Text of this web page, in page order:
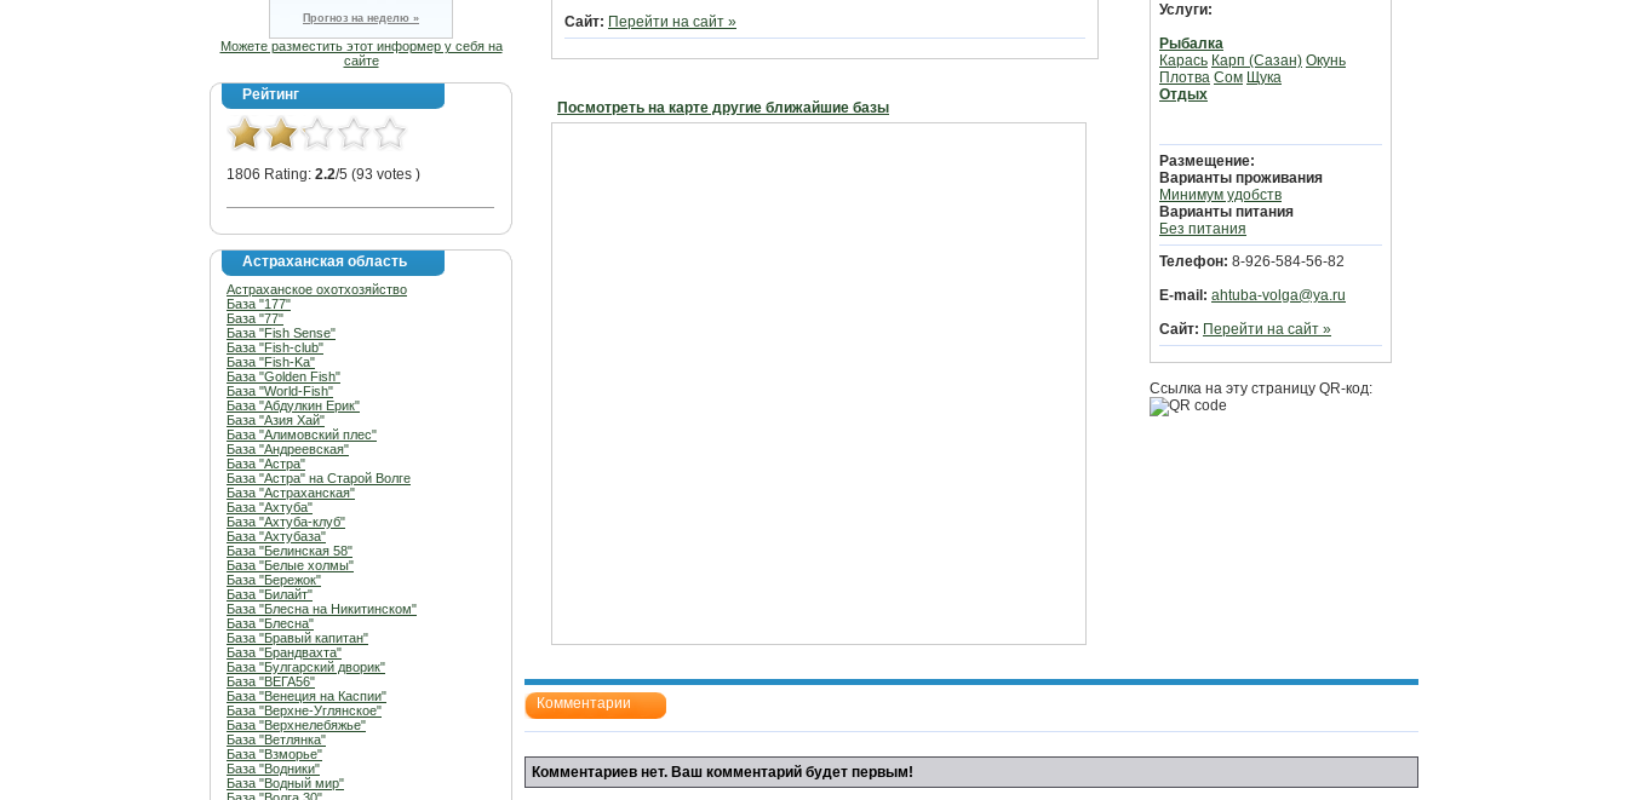
Прогноз на неделю »
Можете разместить этот информер у себя на
сайте
Рейтинг
1806 Rating: 2.2/5 (93 votes )
Астраханская область
Астраханское охотхозяйство
База "177"
База "77"
База "Fish Sense"
База "Fish-club"
База "Fish-Ka"
База "Golden Fish"
База "World-Fish"
База "Абдулкин Ерик"
База "Азия Хай"
База "Алимовский плес"
База "Андреевская"
База "Астра"
База "Астра" на Старой Волге
База "Астраханская"
База "Ахтуба"
База "Ахтуба-клуб"
База "Ахтубаза"
База "Белинская 58"
База "Белые холмы"
База "Бережок"
База "Билайт"
База "Блесна на Никитинском"
База "Блесна"
База "Бравый капитан"
База "Брандвахта"
База "Булгарский дворик"
База "ВЕГА56"
База "Венеция на Каспии"
База "Верхне-Углянское"
База "Верхнелебяжье"
База "Ветлянка"
База "Взморье"
База "Водники"
База "Водный мир"
Сайт: Перейти на сайт »
Посмотреть на карте другие ближайшие базы
Услуги:
Рыбалка
Карась Карп (Сазан) Окунь
Плотва Сом Щука
Отдых
Размещение:
Варианты проживания
Минимум удобств
Варианты питания
Без питания
Телефон: 8-926-584-56-82
E-mail: ahtuba-volga@ya.ru
Сайт: Перейти на сайт »
Ссылка на эту страницу QR-код:
Комментарии
Комментариев нет. Ваш комментарий будет первым!